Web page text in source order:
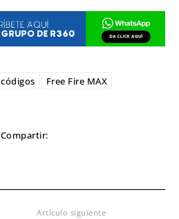
códigos
Free Fire MAX
Compartir:
Artículo siguiente